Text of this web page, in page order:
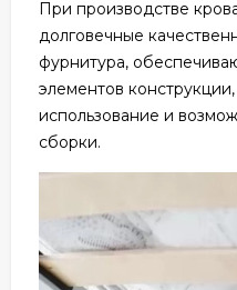
При производстве
долговечные
фурнитура,
элементов
использование и
сборки.